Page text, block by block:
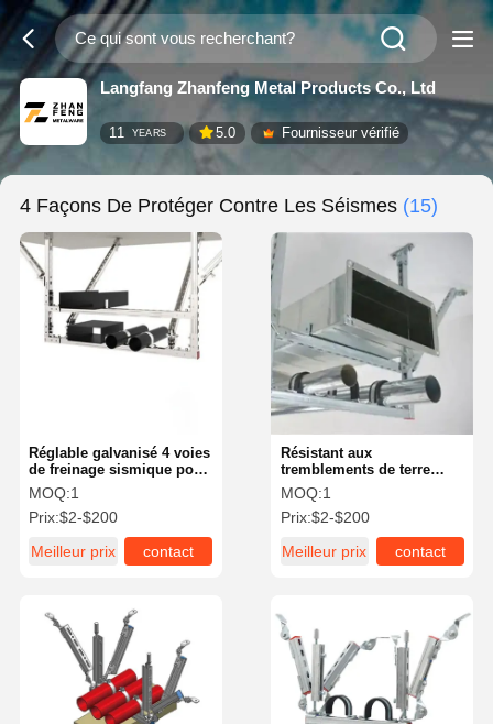
Langfang Zhanfeng Metal Products Co., Ltd
11 YEARS 5.0 Fournisseur vérifié
4 Façons De Protéger Contre Les Séismes (15)
Réglable galvanisé 4 voies
de freinage sismique pour
les systèmes de
pulvérisation 500 kg
MOQ:1
Prix:$2-$200
Meilleur prix
contact
Résistant aux
tremblements de terre
Fixtures lumineuses
sismiques rigides Support
Brace galvanisé pour les
MOQ:1
Prix:$2-$200
Meilleur prix
contact